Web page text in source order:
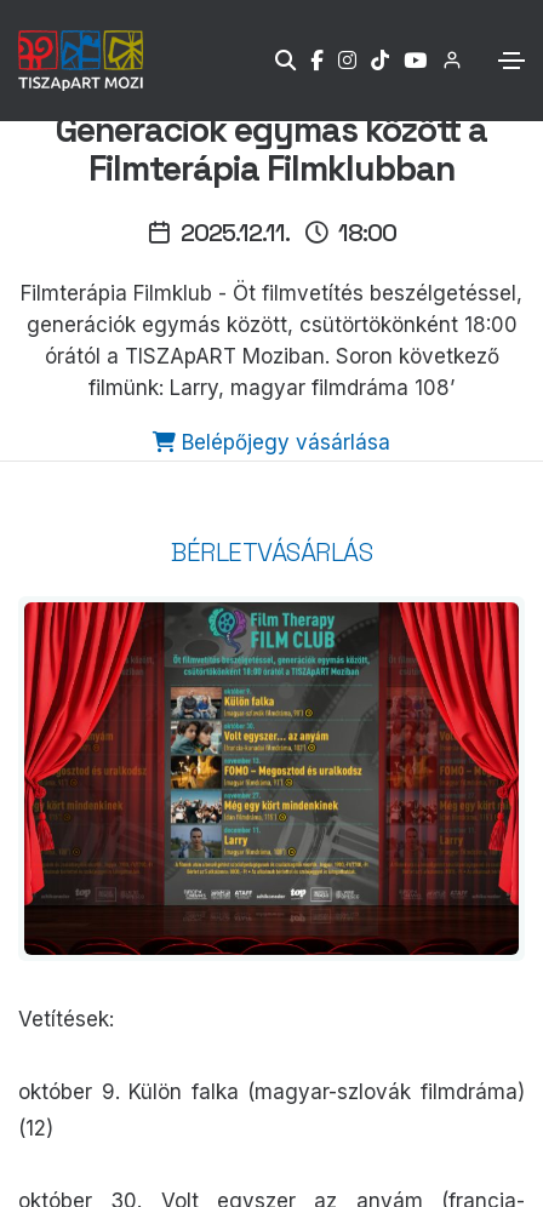
Generációk egymás között a
Filmterápia Filmklubban
2025.12.11. 18:00
Filmterápia Filmklub - Öt filmvetítés beszélgetéssel,
generációk egymás között, csütörtökönként 18:00
órától a TISZApART Moziban. Soron következő
filmünk: Larry, magyar filmdráma 108’
Belépőjegy vásárlása
BÉRLETVÁSÁRLÁS
Vetítések:
október 9. Külön falka (magyar-szlovák filmdráma)
(12)
október 30. Volt egyszer az anyám (francia-